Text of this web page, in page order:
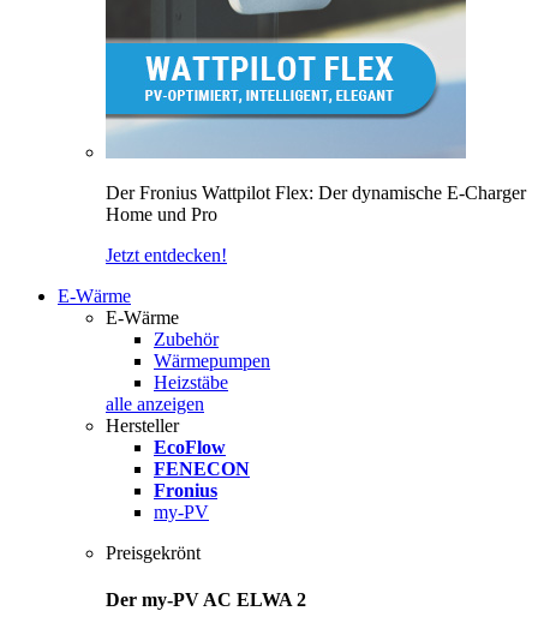
Der Fronius Wattpilot Flex: Der dynamische E-Charger
Home und Pro
Jetzt entdecken!
E-Wärme
E-Wärme
Zubehör
Wärmepumpen
Heizstäbe
alle anzeigen
Hersteller
EcoFlow
FENECON
Fronius
my-PV
Preisgekrönt
Der my-PV AC ELWA 2